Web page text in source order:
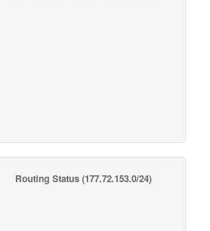
Routing Status(177.72.153.0/24)